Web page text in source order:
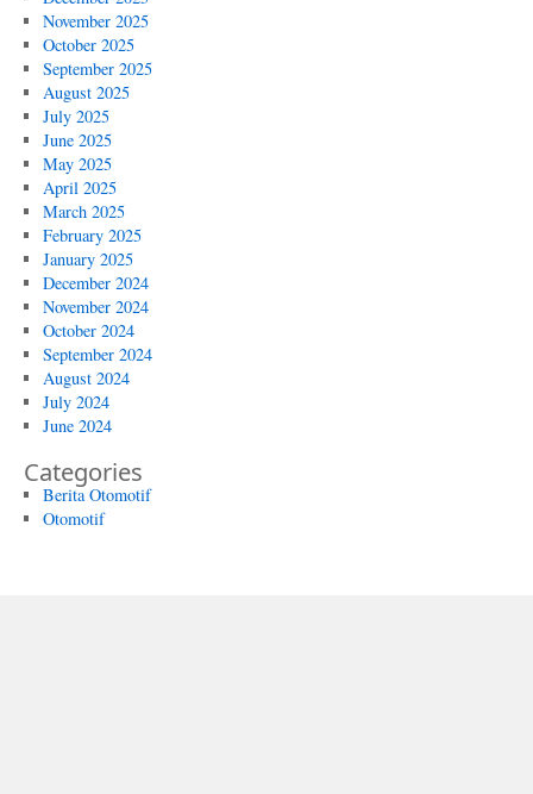
November 2025
October 2025
September 2025
August 2025
July 2025
June 2025
May 2025
April 2025
March 2025
February 2025
January 2025
December 2024
November 2024
October 2024
September 2024
August 2024
July 2024
June 2024
Categories
Berita Otomotif
Otomotif